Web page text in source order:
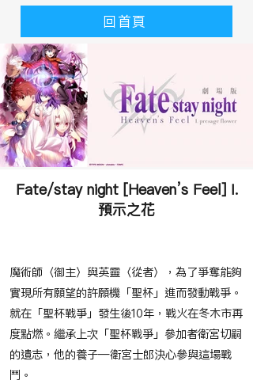
回首頁
Fate/stay night [Heaven’s Feel] I.
預示之花
魔術師〈御主〉與英靈〈從者〉，為了爭奪能夠
實現所有願望的許願機「聖杯」進而發動戰爭。
就在「聖杯戰爭」發生後10年，戰火在冬木市再
度點燃。繼承上次「聖杯戰爭」參加者衛宮切嗣
的遺志，他的養子—衛宮士郎決心參與這場戰
鬥。